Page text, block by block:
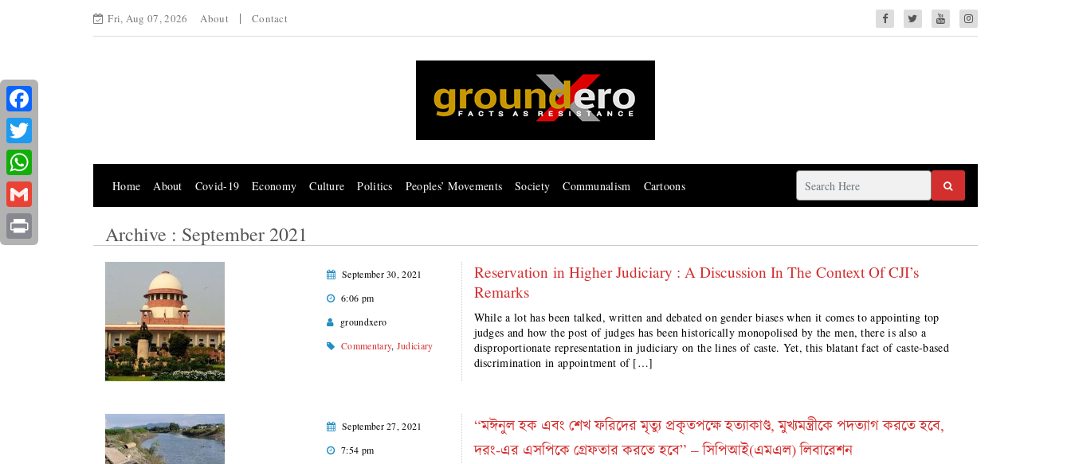
Fri, Aug 07, 2026 About Contact
Home About Covid-19 Economy Culture Politics Peoples’ Movements Society Communalism Cartoons
Archive : September 2021
September 30, 2021
6:06 pm
groundxero
Commentary, Judiciary
Reservation in Higher Judiciary : A Discussion In The Context Of CJI’s
Remarks
While a lot has been talked, written and debated on gender biases when it comes to appointing top
judges and how the post of judges has been historically monopolised by the men, there is also a
disproportionate representation in judiciary on the lines of caste. Yet, this blatant fact of caste-based
discrimination in appointment of […]
September 27, 2021
7:54 pm
“মঈনুল হক এবং শেখ ফরিদের মৃত্যু প্রকৃতপক্ষে হত্যাকাণ্ড, মুখ্যমন্ত্রীকে পদত্যাগ করতে হবে,
দরং-এর এসপিকে গ্রেফতার করতে হবে” – সিপিআই(এমএল) লিবারেশন
Facebook
Twitter
WhatsApp
Gmail